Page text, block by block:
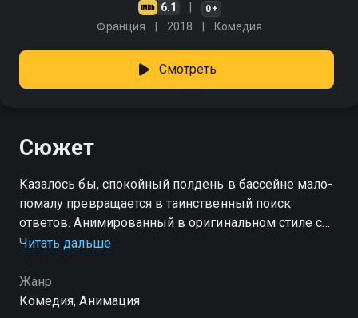
6.1 0+
Франция 2018 Комедия
Смотреть
Сюжет
Казалось бы, спокойный полдень в бассейне мало-
помалу превращается в таинственный поиск
ответов. Анимированный в оригинальном стиле с
красивыми персонажами, фильм позволяет
Читать дальше
Жанр
Комедия, Анимация